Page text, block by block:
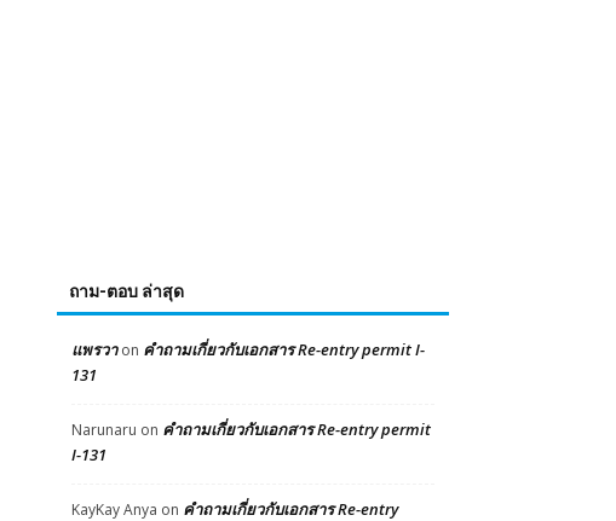
ถาม-ตอบ ล่าสุด
แพรวาon คำถามเกี่ยวกับเอกสาร Re-entry permit I-
131
Narunaru on คำถามเกี่ยวกับเอกสาร Re-entry permit
I-131
KayKay Anya on คำถามเกี่ยวกับเอกสาร Re-entry